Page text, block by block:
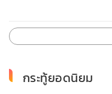
กระทู้ยอดนิยม